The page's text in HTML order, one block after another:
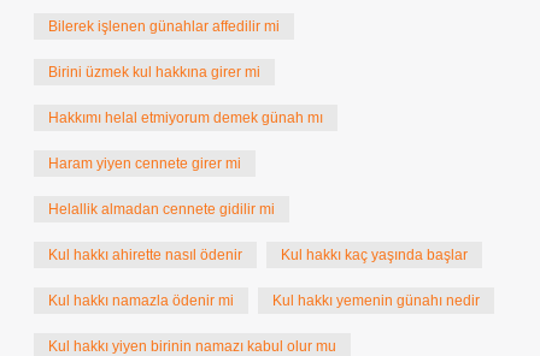
Bilerek işlenen günahlar affedilir mi
Birini üzmek kul hakkına girer mi
Hakkımı helal etmiyorum demek günah mı
Haram yiyen cennete girer mi
Helallik almadan cennete gidilir mi
Kul hakkı ahirette nasıl ödenir Kul hakkı kaç yaşında başlar
Kul hakkı namazla ödenir mi Kul hakkı yemenin günahı nedir
Kul hakkı yiyen birinin namazı kabul olur mu